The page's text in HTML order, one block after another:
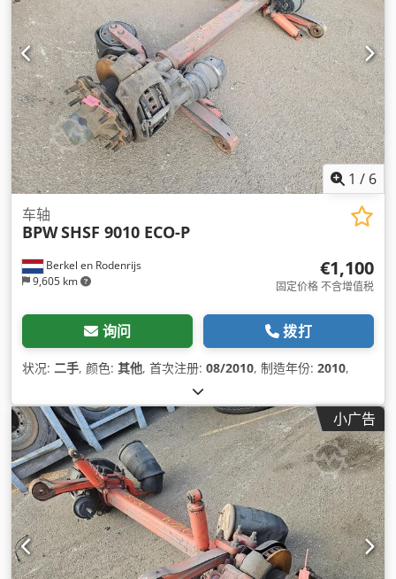
1 / 6
Berkel en Rodenrijs
9,605 km
车轴
BPWSHSF 9010 ECO-P
€1,100
固定价格 不含增值税
询问 拨打
状况: 二手, 颜色: 其他, 首次注册: 08/2010, 制造年份: 2010,
小广告